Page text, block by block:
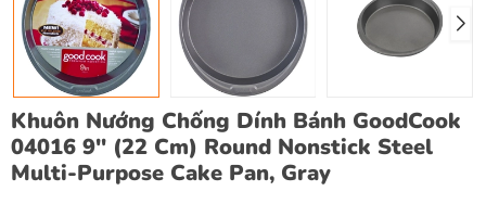
Khuôn Nướng Chống Dính Bánh GoodCook
04016 9" (22 Cm) Round Nonstick Steel
Multi-Purpose Cake Pan, Gray